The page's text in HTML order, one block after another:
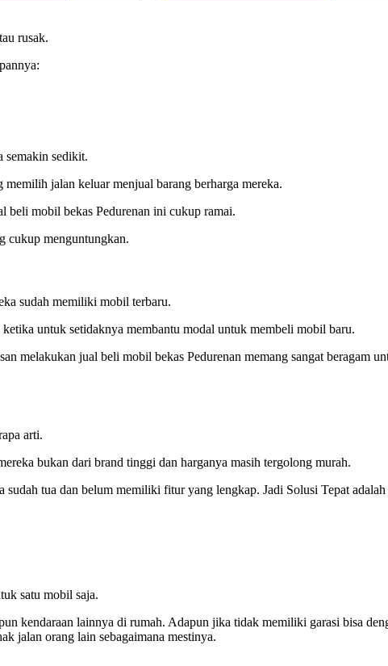
rusak.
semakin sedikit.
jalan keluar menjual barang berharga mereka.
mobil bekas Pedurenan ini cukup ramai.
cukup menguntungkan.
sudah memiliki mobil terbaru.
untuk setidaknya membantu modal untuk membeli mobil baru.
melakukan jual beli mobil bekas Pedurenan memang sangat beragam
arti.
bukan dari brand tinggi dan harganya masih tergolong murah.
tua dan belum memiliki fitur yang lengkap. Jadi Solusi Tepat adalah
satu mobil saja.
kendaraan lainnya di rumah. Adapun jika tidak memiliki garasi bisa
jalan orang lain sebagaimana mestinya.